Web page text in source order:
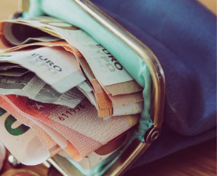
ĐỜI SỐNG
tư: Giữ bao nhiêu là hợp lý để cân
rủi ro và cơ hội?
Đình Hải Comment(0)